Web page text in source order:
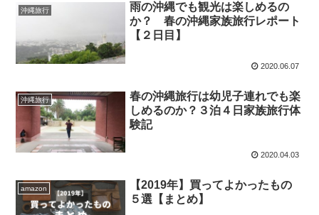
沖縄旅行
雨の沖縄でも観光は楽しめるの
か？ 春の沖縄家族旅行レポート
【２日目】
2020.06.07
沖縄旅行
春の沖縄旅行は幼児子連れでも楽
しめるのか？３泊４日家族旅行体
験記
2020.04.03
amazon
【2019年】買ってよかったもの
５選【まとめ】